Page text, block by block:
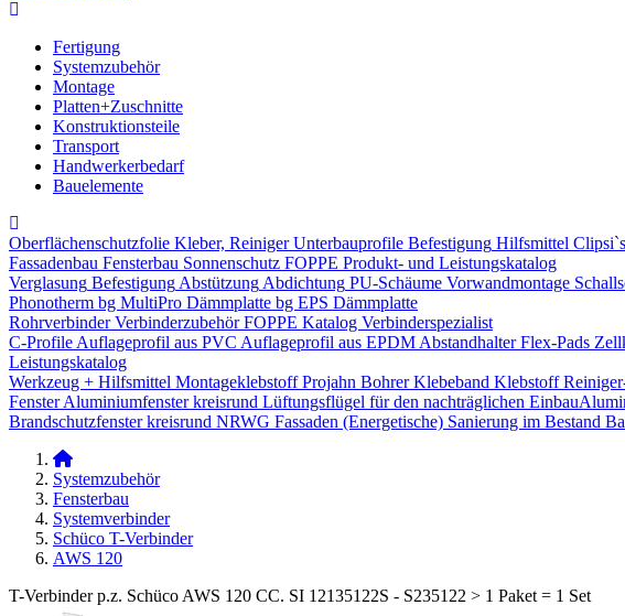
Fertigung
Systemzubehör
Montage
Platten+Zuschnitte
Konstruktionsteile
Transport
Handwerkerbedarf
Bauelemente
Oberflächenschutzfolie Kleber, Reiniger Unterbauprofile Befestigung Hilfsmittel Clipsi`s
Fassadenbau Fensterbau Sonnenschutz FOPPE Produkt- und Leistungskatalog
Verglasung Befestigung Abstützung Abdichtung PU-Schäume Vorwandmontage
Phonotherm bg MultiPro Dämmplatte bg EPS Dämmplatte
Rohrverbinder Verbinderzubehör FOPPE Katalog Verbinderspezialist
C-Profile Auflageprofil aus PVC Auflageprofil aus EPDM Abstandhalter Flex-Pads
Leistungskatalog
Werkzeug + Hilfsmittel Montageklebstoff Projahn Bohrer Klebeband Klebstoff
Fenster Aluminiumfenster kreisrund Lüftungsflügel für den nachträglichen Einbau​
Brandschutzfenster kreisrund NRWG Fassaden (Energetische) Sanierung im Bestand
Systemzubehör
Fensterbau
Systemverbinder
Schüco T-Verbinder
AWS 120
T-Verbinder p.z. Schüco AWS 120 CC. SI 12135122S - S235122 > 1 Paket = 1 Set